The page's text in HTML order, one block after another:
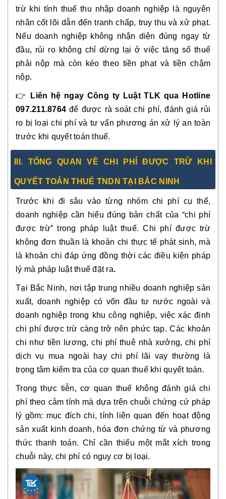
trừ khi tính thuế thu nhập doanh nghiệp là nguyên
nhân cốt lõi dẫn đến tranh chấp, truy thu và xử phạt.
Nếu doanh nghiệp không nhận diện đúng ngay từ
đầu, rủi ro không chỉ dừng lại ở việc tăng số thuế
phải nộp mà còn kéo theo tiền phạt và tiền chậm
nộp.
👉
Liên hệ ngay Công ty Luật TLK qua Hotline
097.211.8764 để được rà soát chi phí, đánh giá rủi
ro bị loại chi phí và tư vấn phương án xử lý an toàn
trước khi quyết toán thuế.
III. TỔNG QUAN VỀ CHI PHÍ ĐƯỢC TRỪ KHI
QUYẾT TOÁN THUẾ TNDN TẠI BẮC NINH
Trước khi đi sâu vào từng nhóm chi phí cụ thể,
doanh nghiệp cần hiểu đúng bản chất của “chi phí
được trừ” trong pháp luật thuế. Chi phí được trừ
không đơn thuần là khoản chi thực tế phát sinh, mà
là khoản chi đáp ứng đồng thời các điều kiện pháp
lý mà pháp luật thuế đặt ra.
Tại Bắc Ninh, nơi tập trung nhiều doanh nghiệp sản
xuất, doanh nghiệp có vốn đầu tư nước ngoài và
doanh nghiệp trong khu công nghiệp, việc xác định
chi phí được trừ càng trở nên phức tạp. Các khoản
chi như tiền lương, chi phí thuê nhà xưởng, chi phí
dịch vụ mua ngoài hay chi phí lãi vay thường là
trọng tâm kiểm tra của cơ quan thuế khi quyết toán.
Trong thực tiễn, cơ quan thuế không đánh giá chi
phí theo cảm tính mà dựa trênchuỗi chứng cứ pháp
lý gồm: mục đích chi, tính liên quan đến hoạt động
sản xuất kinh doanh, hóa đơn chứng từ và phương
thức thanh toán. Chỉ cần thiếu một mắt xích trong
chuỗi này, chi phí có nguy cơ bị loại.